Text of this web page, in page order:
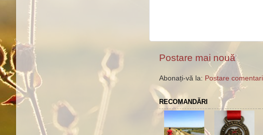
Postare mai nouă
Abonați-vă la: Postare
RECOMANDĂRI